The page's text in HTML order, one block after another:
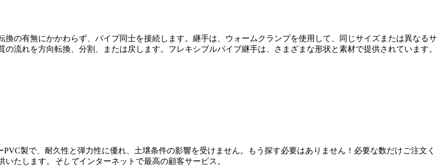
の有無にかかわらず、パイプ同士を接続します。継手は、ウォームクランプを使用して、同じサイズまたは異なるサ
流れを方向転換、分割、または戻します。フレキシブルパイプ継手は、さまざまな形状と素材で提供されています。
PVC製で、耐久性と弾力性に優れ、土壌条件の影響を受けません。もう探す必要はありません！必要な数だけご注文く
たします。
そしてインターネットで最高の顧客サービス。